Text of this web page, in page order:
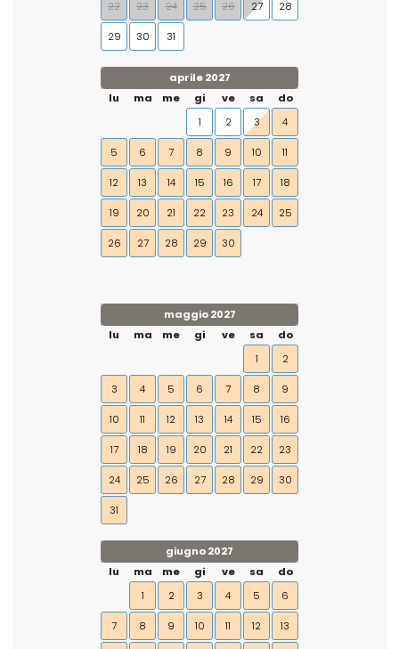
22 23 24 25 26 27 28
29 30 31
aprile 2027
lu
ma me gi ve sa
do
1
2 3 4
5 6 7 8 9 10 11
12 13 14 15 16 17 18
19 20 21 22 23 24 25
26 27 28 29 30
maggio 2027
lu
ma me gi ve sa
do
1
2
3 4 5 6 7 8 9
10 11 12 13 14 15 16
17 18 19 20 21 22 23
24 25 26 27 28 29 30
31
giugno 2027
lu
ma me gi ve sa
do
1
2 3 4 5 6
7 8 9 10 11 12 13